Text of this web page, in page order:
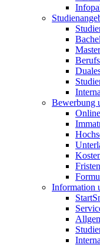
Bewerbung
Fristen
Information